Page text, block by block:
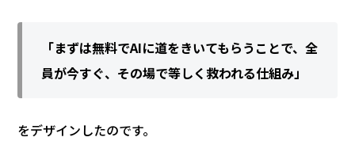
「まずは無料でAIに道をきいてもらうことで、全
員が今すぐ、その場で等しく救われる仕組み」
をデザインしたのです。